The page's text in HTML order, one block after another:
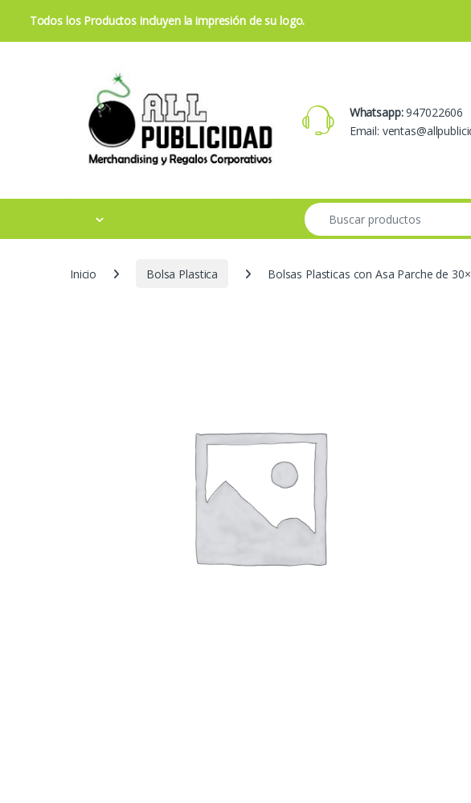
Todos los Productos incluyen la impresión de su logo.
Whatsapp:947022606
Email:
Search for:
Inicio Bolsa Plastica Bolsas Plasticas con Asa Parche de